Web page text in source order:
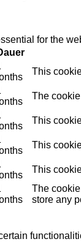
for the
This
The
This
This
This
The
store any